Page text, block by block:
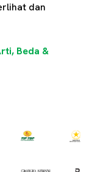
dan
Beda &